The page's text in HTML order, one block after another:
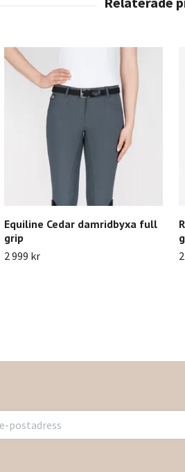
Equiline Cedar damridbyxa full
grip
2 999 kr